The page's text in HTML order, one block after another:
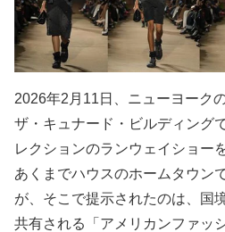
2026年2月11日、ニューヨーク
ザ・キュナード・ビルディング
レクションのランウェイショー
あくまでハウスのホームタウン
が、そこで提示されたのは、国
共有される「アメリカンファッ